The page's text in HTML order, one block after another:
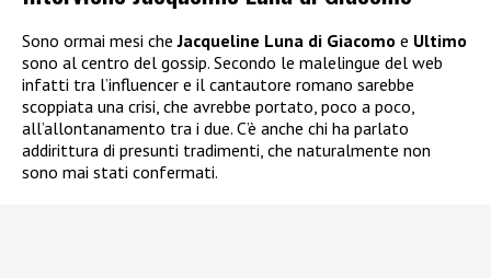
Sono ormai mesi cheJacqueline Luna di Giacomo e Ultimo
sono al centro del gossip. Secondo le malelingue del web
infatti tra l’influencer e il cantautore romano sarebbe
scoppiata una crisi, che avrebbe portato, poco a poco,
all’allontanamento tra i due. C’è anche chi ha parlato
addirittura di presunti tradimenti, che naturalmente non
sono mai stati confermati.